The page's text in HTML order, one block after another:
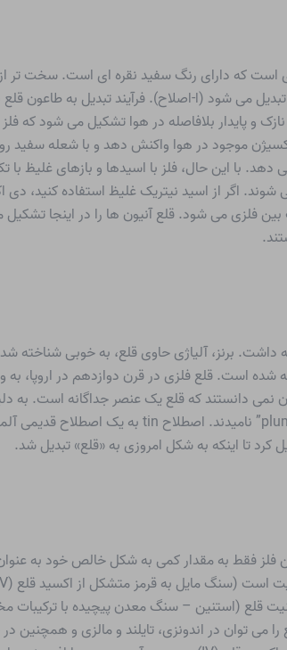
می شود (ا-اصلاح). فرآیند تبدیل به طاعون
و پایدار بلافاصله در هوا تشکیل می شود که
دهد. با این حال، فلز با اسیدها و بازهای
اگر از اسید نیتریک غلیظ استفاده کنید،
بین فلزی می شود. قلع آنیون ها را در اینجا
داشت. برنز، آلیاژی حاوی قلع، به خوبی شناخته
شده است. قلع فلزی در قرن دوازدهم در
نمی دانستند که قلع یک عنصر جداگانه است.
کرد تا اینکه به شکل امروزی به «قلع» تبدیل شد.
فلز فقط به مقدار کمی به شکل خالص خود به
قلع (استنین – سنگ معدن پیچیده با ترکیبات
می توان در اندونزی، تایلند و مالزی و